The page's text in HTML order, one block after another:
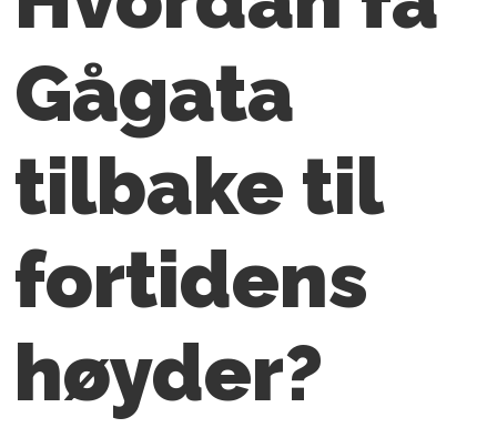
Gågata
tilbake til
fortidens
høyder?